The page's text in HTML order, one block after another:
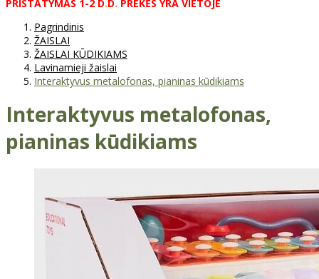
PRISTATYMAS 1-2 D. D. PREKĖS YRA VIETOJE
Pagrindinis
ŽAISLAI
ŽAISLAI KŪDIKIAMS
Lavinamieji žaislai
Interaktyvus metalofonas, pianinas kūdikiams
Interaktyvus metalofonas,
pianinas kūdikiams